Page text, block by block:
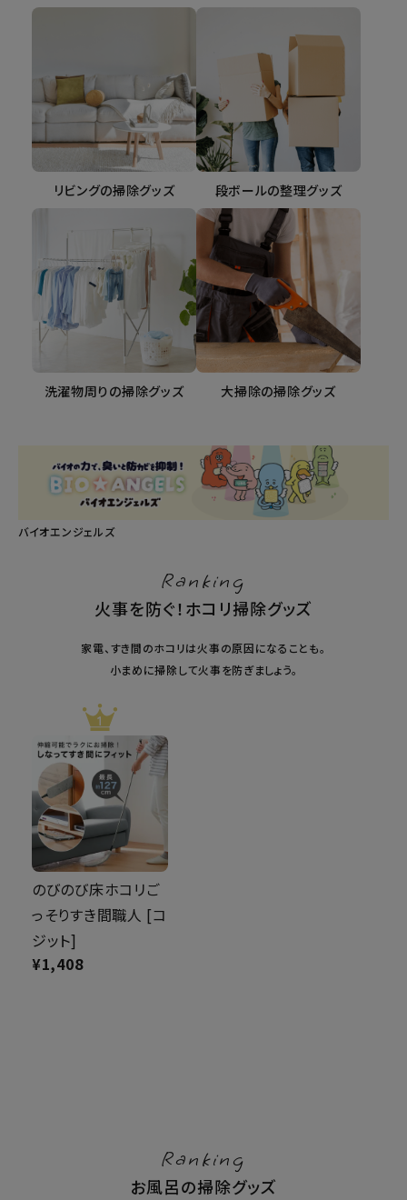
リビングの掃除グッズ 段ボールの整理グッズ
洗濯物周りの掃除グッズ 大掃除の掃除グッズ
バイオエンジェルズ
Ranking
火事を防ぐ！ホコリ掃除グッズ
家電、すき間のホコリは火事の原因になることも。
小まめに掃除して火事を防ぎましょう。
のびのび床ホコリご
っそりすき間職人 [コ
ジット]
¥1,408
Ranking
お風呂の掃除グッズ